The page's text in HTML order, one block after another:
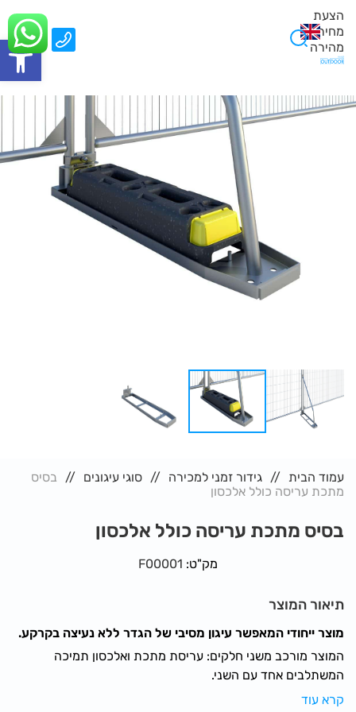
פתח
הצעת
מחיר
מהירה
0
עמוד הבית גידור זמני למכירה סוגי עיגונים
בסיס
מתכת עריסה כולל אלכסון
בסיס מתכת עריסה כולל אלכסון
מק"ט: F00001
תיאור המוצר
מוצר ייחודי המאפשר עיגון מסיבי של הגדר ללא נעיצה בקרקע.
המוצר מורכב משני חלקים: עריסת מתכת ואלכסון תמיכה
המשתלבים אחד עם השני.
קרא עוד